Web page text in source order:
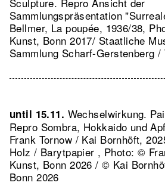
Sammlungspräsentation
Bellmer, La poupée, 1936/38,
Kunst, Bonn 2017/ Staatliche
Sammlung Scharf-Gerstenberg /
until 15.11. Wechselwirkung.
Repro Sombra, Hokkaido und
Frank Tornow / Kai Bornhöft,
Holz / Barytpapier , Photo: ©
Kunst, Bonn 2026 / © Kai
Bonn 2026